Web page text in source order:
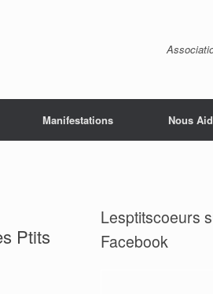
Manifestations Nous
Ptits
Lesptitscoeurs
Facebook